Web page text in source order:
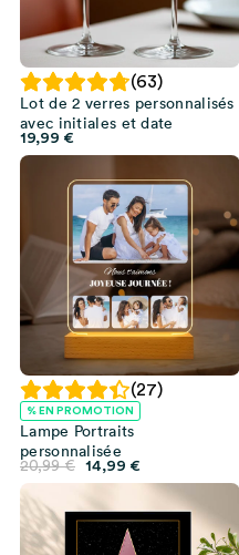
(63)
Lot de 2 verres personnalisés
avec initiales et date
19,99 €
(27)
% EN PROMOTION
Lampe Portraits
personnalisée
20,99€
Le
prix
était :
20,99 €.
14,99 €
prix
actuel
est :
14,99 €.